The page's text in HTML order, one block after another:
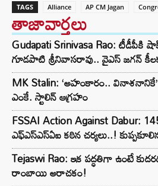
TAGS Alliance AP CM Jagan
తాజావార్తలు
Gudapati Srinivasa Rao: టీడీపీకి
గూడపాటి శ్రీనివాసరావు.. వైఎస్‌ జగన్‌
MK Stalin: ‘అహంకారం..
ఎంకే. స్టాలిన్ ఆగ్రహం
FSSAI Action Against Dabur:
ఎఫ్‌ఎస్‌ఎస్‌ఏఐ కఠిన చర్యలు..!
Tejaswi Rao: ఇక పద్ధతిగా ఉంటే
రాంబాయి అరాచకం!